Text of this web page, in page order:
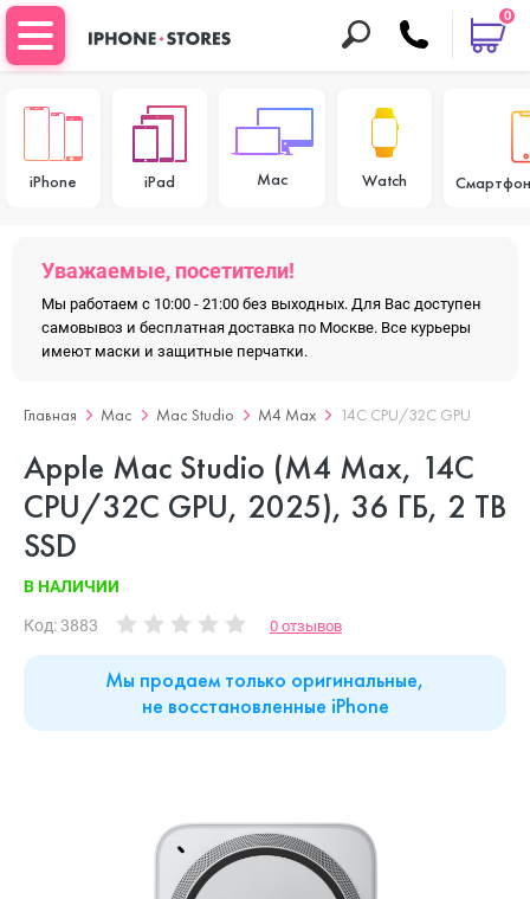
0
iPhone iPad Mac Watch
Уважаемые, посетители!
Мы работаем с 10:00 - 21:00 без выходных. Для Вас доступен
самовывоз и бесплатная доставка по Москве. Все курьеры
имеют маски и защитные перчатки.
Главная Mac Mac Studio M4 Max 14C CPU/32C GPU
Apple Mac Studio (M4 Max, 14C
CPU/32C GPU, 2025), 36 ГБ, 2 TB
SSD
В НАЛИЧИИ
Код: 3883 0 отзывов
Мы продаем только оригинальные,
не восстановленные iPhone